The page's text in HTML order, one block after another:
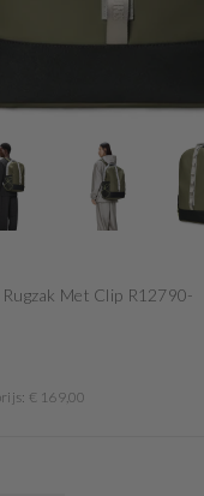
Met Clip R12790-
€ 169,00